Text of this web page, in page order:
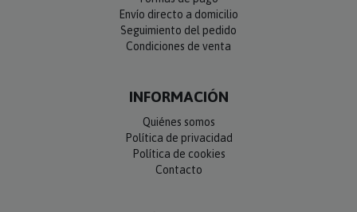
Formas de pago
Envío directo a domicilio
Seguimiento del pedido
INFORMACIÓN
Quiénes somos
Política de privacidad
Política de cookies